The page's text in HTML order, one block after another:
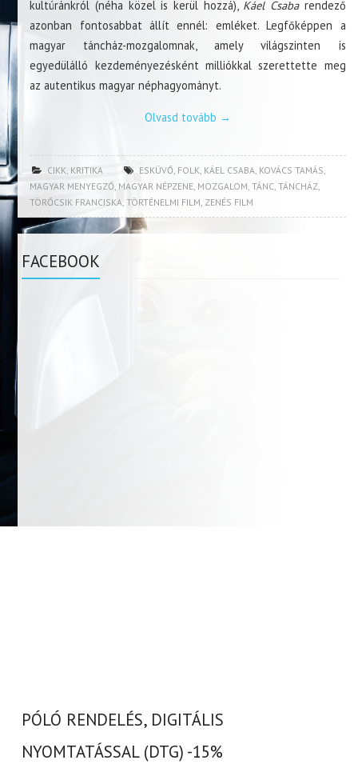
kultúránkról (néha közel is kerül hozzá), Káel Csabarendező
azonban fontosabbat állít ennél: emléket. Legfőképpen a
magyar táncház-mozgalomnak, amely világszinten is
egyedülálló kezdeményezésként milliókkal szerettette meg
az autentikus magyar néphagyományt.
Olvasd tovább →
CIKK, KRITIKA ESKÜVŐ, FOLK, KÁEL CSABA, KOVÁCS TAMÁS,
MAGYAR MENYEGZŐ, MAGYAR NÉPZENE, MOZGALOM,TÁNC,TÁNCHÁZ,
TÖRŐCSIK FRANCISKA,TÖRTÉNELMI FILM, ZENÉS FILM
FACEBOOK
PÓLÓ RENDELÉS, DIGITÁLIS
NYOMTATÁSSAL (DTG) -15%